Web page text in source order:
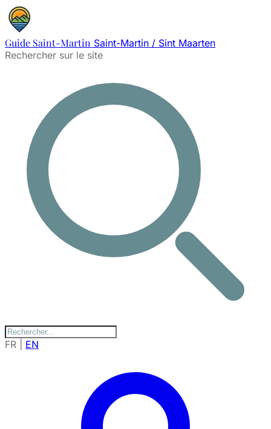
Guide Saint-Martin Saint-Martin / Sint Maarten
Rechercher sur le site
FR EN